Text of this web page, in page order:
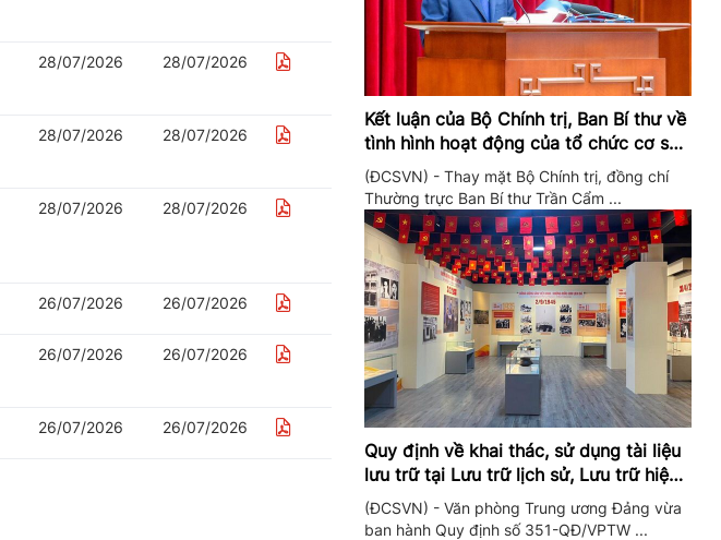
28/07/2026 28/07/2026
28/07/2026 28/07/2026
28/07/2026 28/07/2026
26/07/2026 26/07/2026
26/07/2026 26/07/2026
26/07/2026 26/07/2026
Kết luận của Bộ Chính trị, Ban Bí thư về
tình hình hoạt động của tổ chức cơ sở
đảng trong quý II/2026
(ĐCSVN) - Thay mặt Bộ Chính trị, đồng chí
Thường trực Ban Bí thư Trần Cẩm ...
Quy định về khai thác, sử dụng tài liệu
lưu trữ tại Lưu trữ lịch sử, Lưu trữ hiện
hành của Trung ương Đảng và Văn
phòng Trung ương Đảng
(ĐCSVN) - Văn phòng Trung ương Đảng vừa
ban hành Quy định số 351-QĐ/VPTW ...